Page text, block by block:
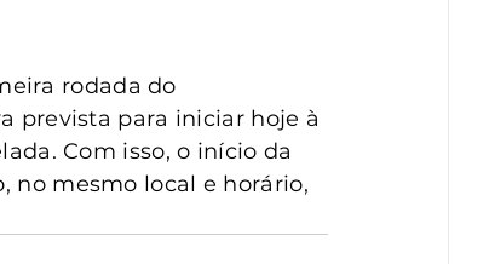
rodada do
prevista para iniciar hoje à
Com isso, o início da
no mesmo local e horário,